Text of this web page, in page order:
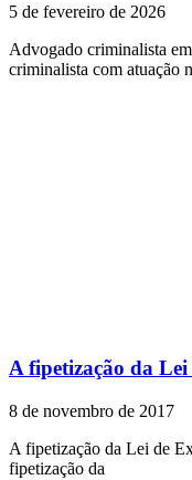
5 de fevereiro de 2026
Advogado criminalista
criminalista com atuação
A fipetização da Lei
8 de novembro de 2017
A fipetização da Lei de
fipetização da